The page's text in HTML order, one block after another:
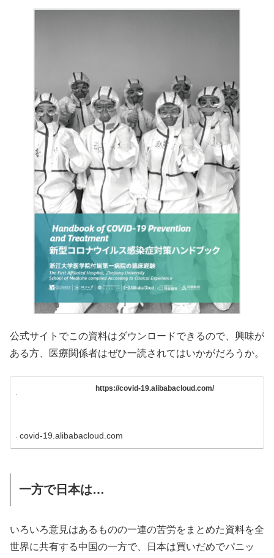
公式サイトでこの資料はダウンロードできるので、興味が
ある方、医療関係者はぜひ一読されてはいかがだろうか。
https://covid-19.alibabacloud.com/
covid-19.alibabacloud.com
一方で日本は…
いろいろ意見はあるものの一連の苦労をまとめた資料を全
世界に共有する中国の一方で、日本は買いだめでパニッ